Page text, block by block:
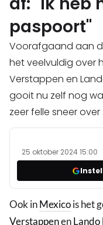
paspoort"
Voorafgaand aan
het veelvuldig over
Verstappen en
gooit nu zelf nog
zeer felle sneer
25 oktober 2024 15:00
Ook inMexicois het
Verstappenen